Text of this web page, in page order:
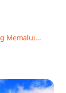
Memalui...